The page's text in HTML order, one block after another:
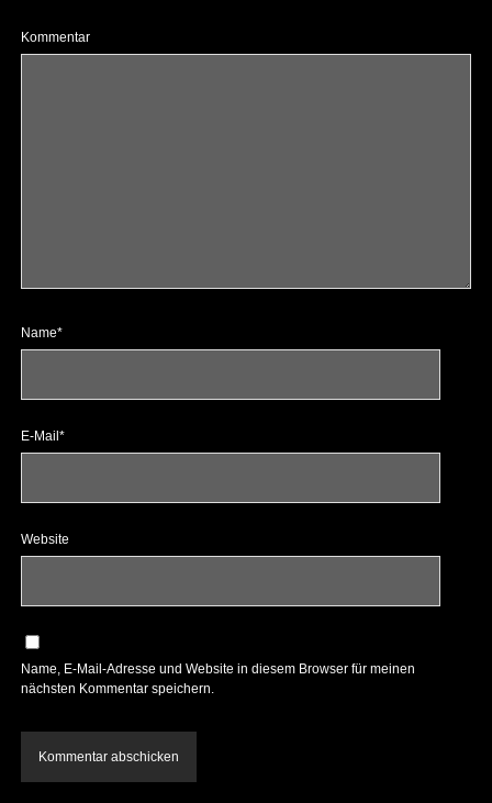
Kommentar
Name*
E-Mail*
Website
Name, E-Mail-Adresse und Website in diesem Browser für meinen
nächsten Kommentar speichern.